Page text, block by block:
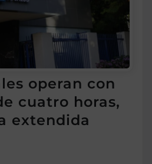
operan con
cuatro horas,
extendida